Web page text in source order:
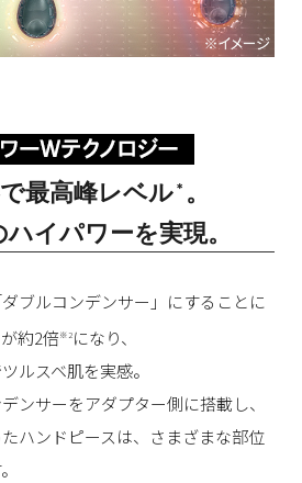
最高峰レベル ＊ 。
ハイパワーを実現。
ダブルコンデンサー」にすることに
約2倍※2になり、
ルスベ肌を実感。
ンサーをアダプター側に搭載し、
ハンドピースは、さまざまな部位